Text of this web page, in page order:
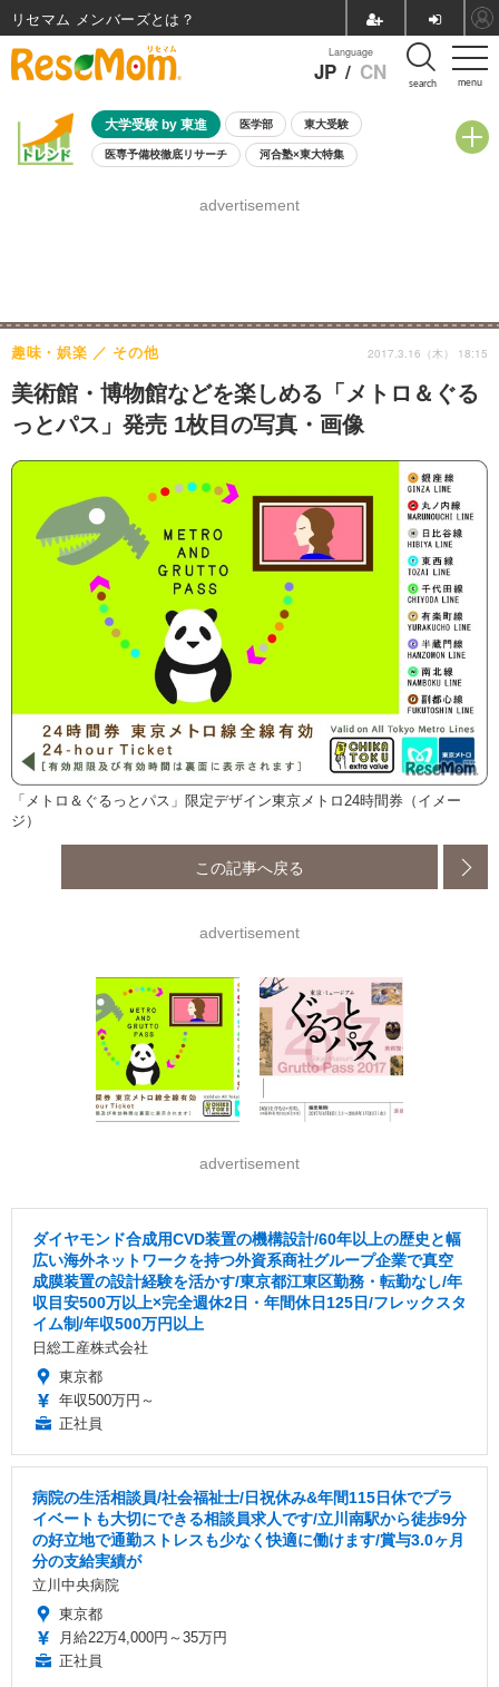
menu
Language
JP / CN search
大学受験 by 東進 医学部 東大受験
医専予備校徹底リサーチ 河合塾×東大特集
8月開催学校説明会・相談会
advertisement
美術館・博物館などを楽しめる「メトロ＆ぐる
っとパス」発売 1枚目の写真・画像
趣味・娯楽 その他 2017.3.16（木） 18:15
「メトロ＆ぐるっとパス」限定デザイン東京メトロ24時間券（イメー
ジ）
この記事へ戻る
advertisement
advertisement
ダイヤモンド合成用CVD装置の機構設計/60年以上の歴史と幅
広い海外ネットワークを持つ外資系商社グループ企業で真空
成膜装置の設計経験を活かす/東京都江東区勤務・転勤なし/年
収目安500万以上×完全週休2日・年間休日125日/フレックスタ
イム制/年収500万円以上
日総工産株式会社
東京都
年収500万円～
正社員
病院の生活相談員/社会福祉士/日祝休み&年間115日休でプラ
イベートも大切にできる相談員求人です/立川南駅から徒歩9分
の好立地で通勤ストレスも少なく快適に働けます/賞与3.0ヶ月
分の支給実績が
立川中央病院
東京都
月給22万4,000円～35万円
正社員
リセマム メンバーズ